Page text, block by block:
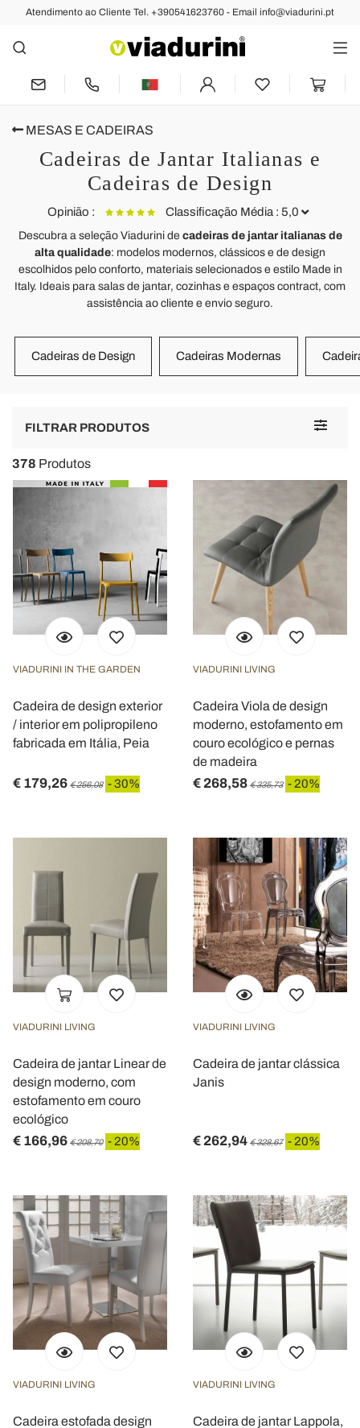
Atendimento ao Cliente Tel. +390541623760 - Email info@viadurini.pt
MESAS E CADEIRAS
Cadeiras de Jantar Italianas e
Cadeiras de Design
Opinião : Classificação Média : 5,0
Cadeira Viola de design moderno, estofamento em couro
ecológico e pernas de madeira
Wirklich zufrieden mit meiner Bestellung. Toller Qualitätsartikel!!
Ich empfehle sehr !!
Descubra a seleção Viadurini de cadeiras de jantar italianas de
alta qualidade: modelos modernos, clássicos e de design
escolhidos pelo conforto, materiais selecionados e estilo Made in
Italy. Ideais para salas de jantar, cozinhas e espaços contract, com
assistência ao cliente e envio seguro.
Cadeiras de Design Cadeiras Modernas
Toggle
FILTRAR PRODUTOS
378 Produtos
VIADURINI IN THE GARDEN
Cadeira de design exterior
/ interior em polipropileno
fabricada em Itália, Peia
€ 179,26 € 256,08 - 30%
VIADURINI LIVING
Cadeira Viola de design
moderno, estofamento em
couro ecológico e pernas
de madeira
€ 268,58 € 335,73 - 20%
VIADURINI LIVING
Cadeira de jantar Linear de
design moderno, com
estofamento em couro
ecológico
€ 166,96 € 208,70 - 20%
VIADURINI LIVING
Cadeira de jantar clássica
Janis
€ 262,94 € 328,67 - 20%
VIADURINI LIVING
Cadeira estofada design
VIADURINI LIVING
Cadeira de jantar Lappola,